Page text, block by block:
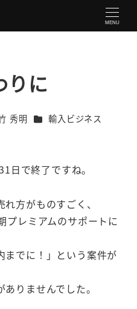
MENU
2013年の終わりに
りに
秀明 カテゴリー
輸入ビジネス
日で終了ですね。
方がものすごく、
プレミアムのサポートに
までに！」という案件が
りませんでした。